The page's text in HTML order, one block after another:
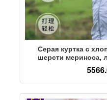
Серая куртка с
шерсти мериноса,
утепленная куртка
уличная